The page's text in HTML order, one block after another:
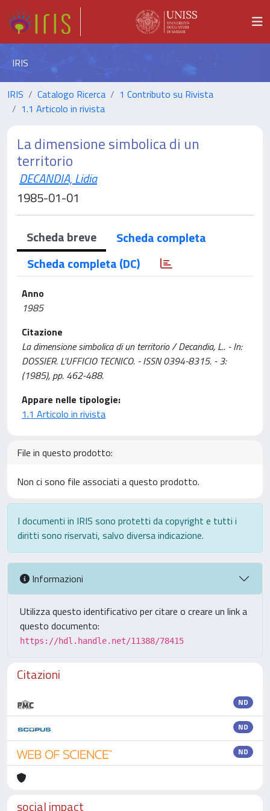
IRIS
IRIS Catalogo Ricerca
1 Contributo su Rivista
1.1 Articolo in rivista
La dimensione simbolica di un
territorio
DECANDIA, Lidia
1985-01-01
Scheda breve
Scheda completa
Scheda completa (DC)
Anno
1985
Citazione
La dimensione simbolica di un territorio / Decandia, L.. - In:
DOSSIER. L'UFFICIO TECNICO. - ISSN 0394-8315. - 3:
(1985), pp. 462-488.
Appare nelle tipologie:
1.1 Articolo in rivista
File in questo prodotto:
Non ci sono file associati a questo prodotto.
I documenti in IRIS sono protetti da copyright e tutti i
diritti sono riservati, salvo diversa indicazione.
Informazioni
Utilizza questo identificativo per citare o creare un link a
questo documento:
https://hdl.handle.net/11388/78415
Citazioni
ND
ND
ND
social impact